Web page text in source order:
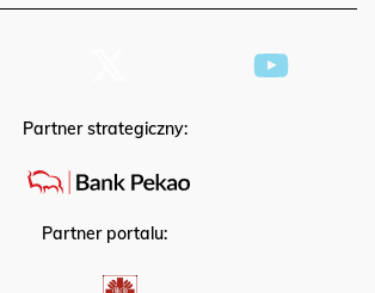
Partner strategiczny:
Partner portalu: